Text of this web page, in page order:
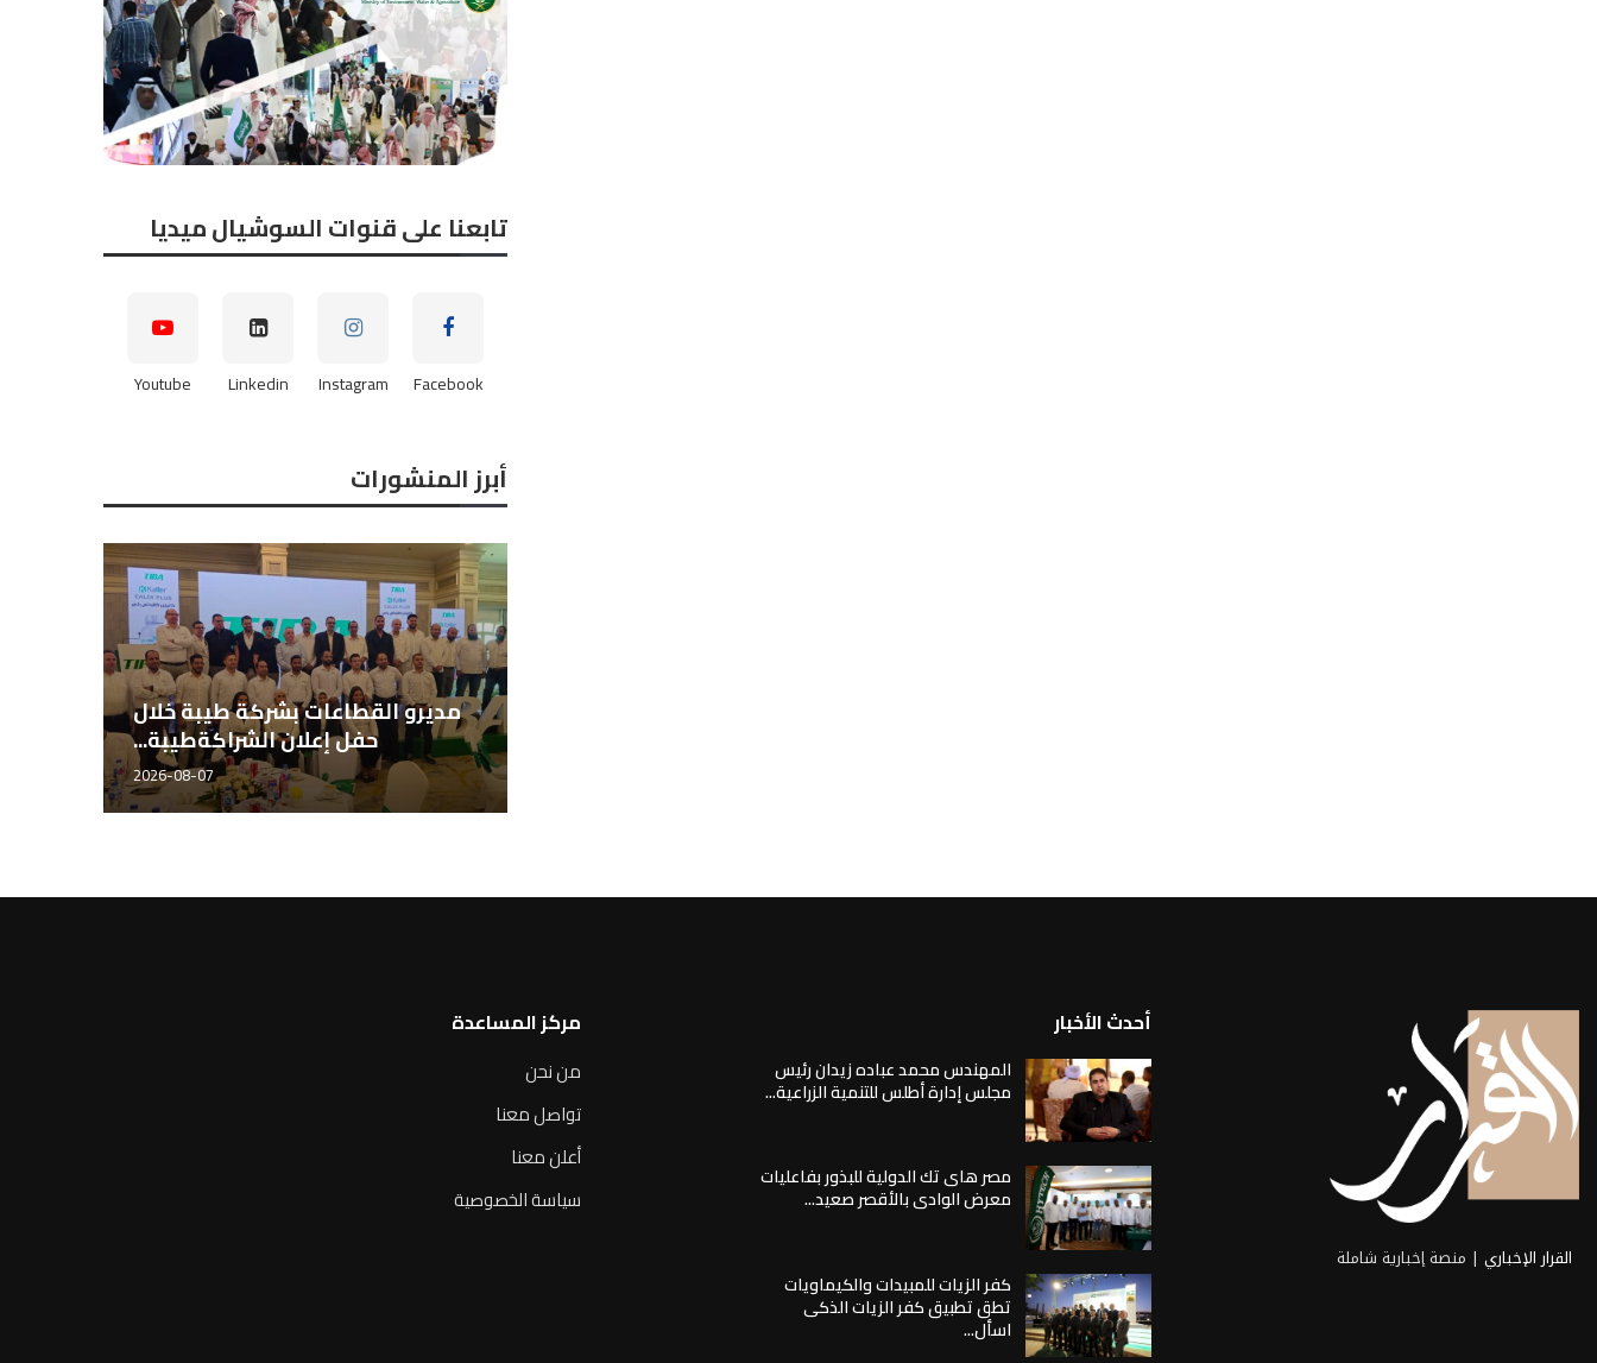
تابعنا على قنوات السوشيال ميديا
Facebook
Instagram
Linkedin
Youtube
أبرز المنشورات
مديرو القطاعات بشركة طيبة خلال
حفل إعلان الشراكةطيبة...
2026-08-07
القرار الإخباري | منصة إخبارية شاملة
أحدث الأخبار
المهندس محمد عباده زيدان رئيس
مجلس إدارة أطلس للتنمية الزراعية...
مصر هاى تك الدولية للبذور بفاعليات
معرض الوادى بالأقصر صعيد...
كفر الزيات للمبيدات والكيماويات
تطق تطبيق كفر الزيات الذكى
اسأل...
مركز المساعدة
من نحن
تواصل معنا
أعلن معنا
سياسة الخصوصية